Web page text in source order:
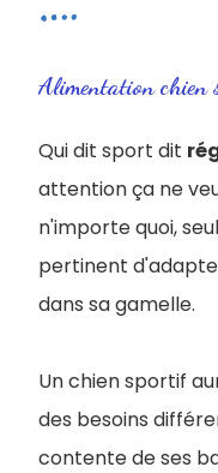
Alimentation chien
Qui dit sport dit
attention ça ne
n'importe quoi,
pertinent
dans sa gamelle.
Un chien sportif
des besoins
contente de ses